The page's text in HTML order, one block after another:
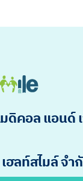
ดิคอล แอนด์
ฮลท์สไมล์ จำ